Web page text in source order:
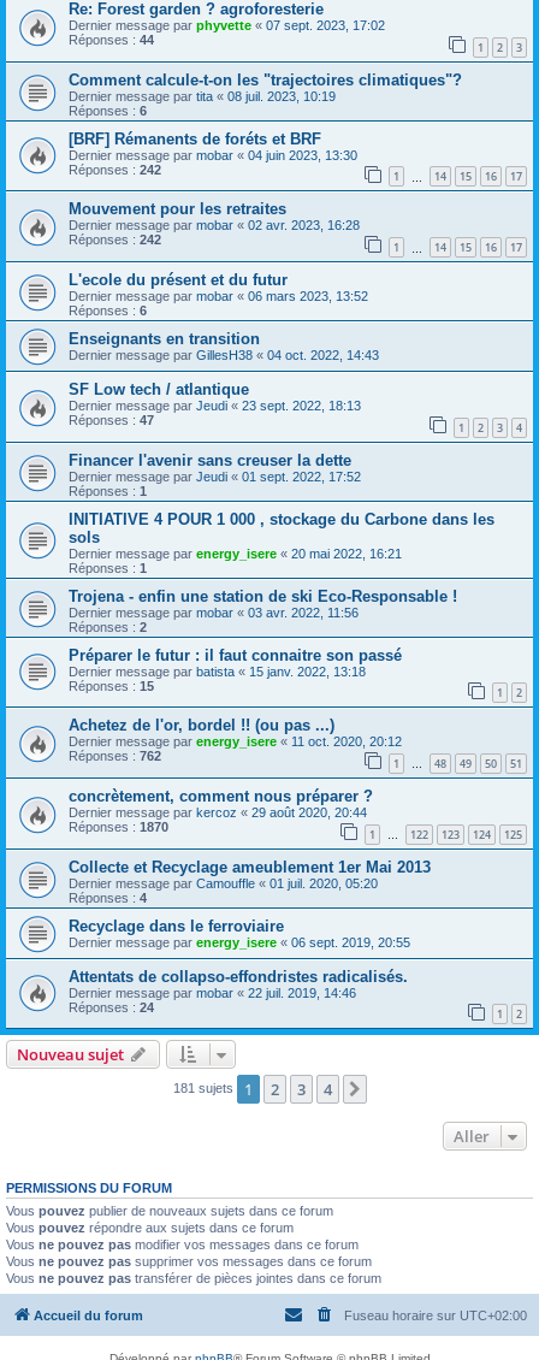
Re: Forest garden ? agroforesterie
Dernier message par phyvette « 07 sept. 2023, 17:02
Réponses : 44 1 2 3
Comment calcule-t-on les "trajectoires climatiques"?
Dernier message par tita « 08 juil. 2023, 10:19
Réponses : 6
[BRF] Rémanents de foréts et BRF
Dernier message par mobar « 04 juin 2023, 13:30
Réponses : 242 1 14 15 16 17
Mouvement pour les retraites
Dernier message par mobar « 02 avr. 2023, 16:28
Réponses : 242 1 14 15 16 17
L'ecole du présent et du futur
Dernier message par mobar « 06 mars 2023, 13:52
Réponses : 6
Enseignants en transition
Dernier message par GillesH38 « 04 oct. 2022, 14:43
SF Low tech / atlantique
Dernier message par Jeudi « 23 sept. 2022, 18:13
Réponses : 47 1 2 3 4
Financer l'avenir sans creuser la dette
Dernier message par Jeudi « 01 sept. 2022, 17:52
Réponses : 1
INITIATIVE 4 POUR 1 000 , stockage du Carbone dans les
sols
Dernier message par energy_isere « 20 mai 2022, 16:21
Réponses : 1
Trojena - enfin une station de ski Eco-Responsable !
Dernier message par mobar « 03 avr. 2022, 11:56
Réponses : 2
Préparer le futur : il faut connaitre son passé
Dernier message par batista « 15 janv. 2022, 13:18
Réponses : 15 1 2
Achetez de l'or, bordel !! (ou pas ...)
Dernier message par energy_isere « 11 oct. 2020, 20:12
Réponses : 762 1 … 48 49 50 51
concrètement, comment nous préparer ?
Dernier message par kercoz « 29 août 2020, 20:44
Réponses : 1870 1 … 122 123 124 125
Collecte et Recyclage ameublement 1er Mai 2013
Dernier message par Camouffle « 01 juil. 2020, 05:20
Réponses : 4
Recyclage dans le ferroviaire
Dernier message par energy_isere « 06 sept. 2019, 20:55
Attentats de collapso-effondristes radicalisés.
Dernier message par mobar « 22 juil. 2019, 14:46
Réponses : 24 1 2
Nouveau sujet
181 sujets 1 2 3 4
Aller
PERMISSIONS DU FORUM
Vous pouvez publier de nouveaux sujets dans ce forum
Vous pouvez répondre aux sujets dans ce forum
Vous ne pouvez pas modifier vos messages dans ce forum
Vous ne pouvez pas supprimer vos messages dans ce forum
Vous ne pouvez pas transférer de pièces jointes dans ce forum
Accueil du forum Fuseau horaire sur UTC+02:00